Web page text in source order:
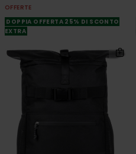
OFFERTE
DOPPIA OFFERTA 25% DI SCONTO
EXTRA